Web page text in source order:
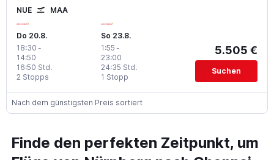
NUE MAA
Do 20.8.
18:30 -
14:50
2 Stopps
16:50 Std.
So 23.8.
1:55 -
23:00
1 Stopp
24:35 Std.
5.505 €
Suchen
Nach dem günstigsten Preis sortiert
Finde den perfekten Zeitpunkt, um